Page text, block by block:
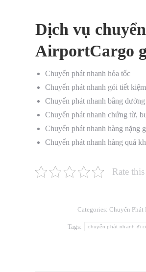
Dịch vụ
AirportCargo
Chuyển phát nhanh hỏa tốc
Chuyển phát nhanh gói tiết kiệm
Chuyển phát nhanh bằng
Chuyển phát nhanh chứng từ,
Chuyển phát nhanh hàng nặng
Chuyển phát nhanh hàng quá
Rate
Categories: Chuyển Phát
Tags: chuyển phát nhanh đi